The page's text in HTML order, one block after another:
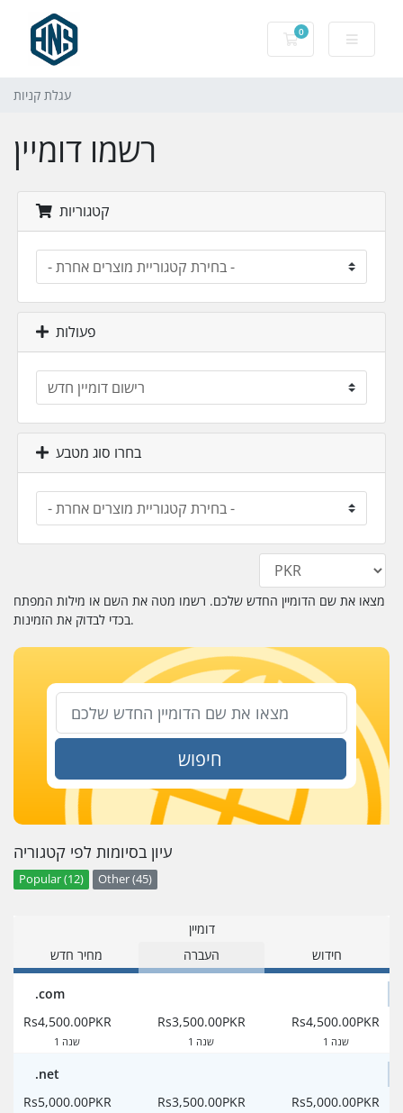
0
עגלת קניות
עגלת קניות
רשמו דומיין
קטגוריות
פעולות
בחרו סוג מטבע
מצאו את שם הדומיין החדש שלכם. רשמו מטה את השם או מילות המפתח
בכדי לבדוק את הזמינות.
חיפוש
עיון בסיומות לפי קטגוריה
Popular (12) Other (45)
דומיין
מחיר חדש
העברה חידוש
.com
Rs4,500.00PKR
1 שנה
Rs3,500.00PKR
1 שנה
Rs4,500.00PKR
1 שנה
.net
Rs5,000.00PKR
Rs3,500.00PKR Rs5,000.00PKR